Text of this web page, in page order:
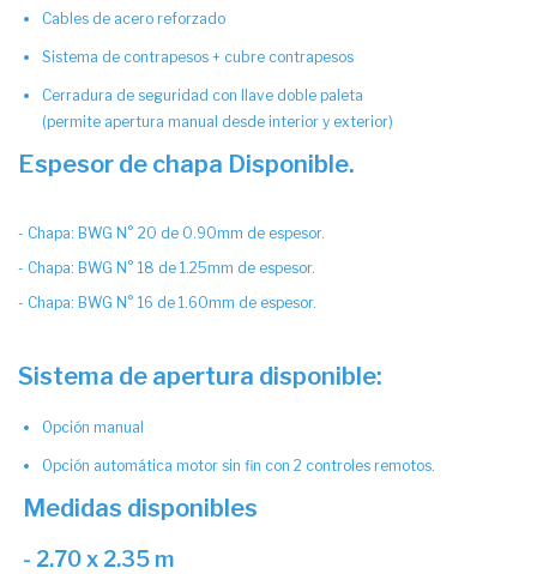
Cables de acero reforzado
Sistema de contrapesos + cubre contrapesos
Cerradura de seguridad con llave doble paleta
(permite apertura manual desde interior y exterior)
Espesor de chapa Disponible.
- Chapa: BWG N° 20 de 0.90mm de espesor.
- Chapa: BWG N° 18 de 1.25mm de espesor.
- Chapa: BWG N° 16 de 1.60mm de espesor.
Sistema de apertura disponible:
Opción manual
Opción automática motor sin fin con 2 controles remotos.
Medidas disponibles
- 2.70 x 2.35 m